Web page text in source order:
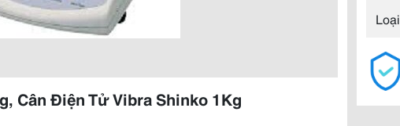
Cân Điện Tử Vibra Shinko 1Kg